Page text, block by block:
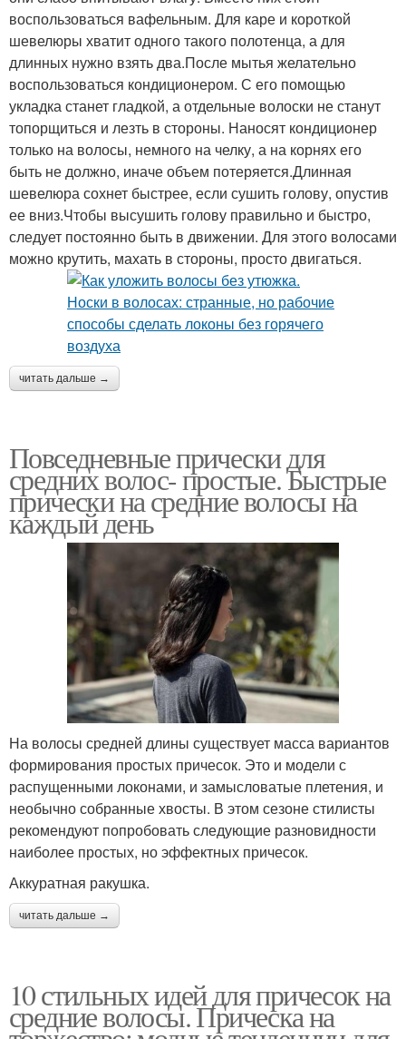
воспользоваться вафельным. Для каре и короткой
шевелюры хватит одного такого полотенца, а для
длинных нужно взять два.После мытья желательно
воспользоваться кондиционером. С его помощью
укладка станет гладкой, а отдельные волоски не станут
топорщиться и лезть в стороны. Наносят кондиционер
только на волосы, немного на челку, а на корнях его
быть не должно, иначе объем потеряется.Длинная
шевелюра сохнет быстрее, если сушить голову, опустив
ее вниз.Чтобы высушить голову правильно и быстро,
следует постоянно быть в движении. Для этого волосами
можно крутить, махать в стороны, просто двигаться.
читать дальше →
Повседневные прически для
средних волос- простые. Быстрые
прически на средние волосы на
каждый день
На волосы средней длины существует масса вариантов
формирования простых причесок. Это и модели с
распущенными локонами, и замысловатые плетения, и
необычно собранные хвосты. В этом сезоне стилисты
рекомендуют попробовать следующие разновидности
наиболее простых, но эффектных причесок.
Аккуратная ракушка.
читать дальше →
10 стильных идей для причесок на
средние волосы. Прическа на